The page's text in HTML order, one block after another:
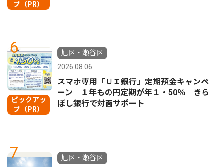
プ（PR）
6
ピックアッ
プ（PR）
旭区・瀬谷区
2026.08.06
スマホ専用「ＵＩ銀行」定期預金キャンペ
ーン １年もの円定期が年１・50％ きら
ぼし銀行で対面サポート
7
旭区・瀬谷区